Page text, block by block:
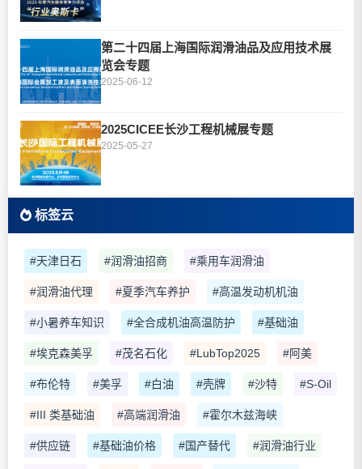
第二十四届上海国际润滑油品及应用技术展
览会专题
2025-06-12
2025CICEE长沙工程机械展专题
2025-05-27
标签云
#天津日石 #润滑油招商 #乘用车润滑油
#润滑油代理 #夏季汽车养护 #高温发动机机油
#小暑养车知识 #全合成机油高温防护 #基础油
#埃克森美孚 #茂名石化 #LubTop2025 #阿美
#布伦特 #美孚 #白油 #壳牌 #沙特 #S-Oil
#III 类基础油 #高端润滑油 #霍尔木兹海峡
#供应链 #基础油价格 #国产替代 #润滑油行业